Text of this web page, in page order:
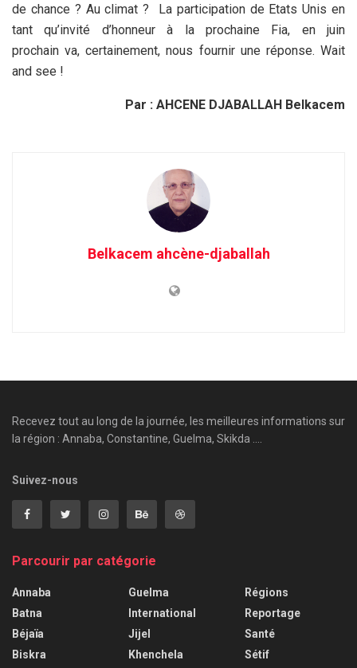
de chance ? Au climat ? La participation de Etats Unis en
tant qu’invité d’honneur à la prochaine Fia, en juin
prochain va, certainement, nous fournir une réponse. Wait
and see !
Par : AHCENE DJABALLAH Belkacem
Belkacem ahcène-djaballah
Recevez tout au long de la journée, les meilleures informations sur
la région : Annaba, Constantine, Guelma, Skikda ....
Suivez-nous
Parcourir par catégorie
Annaba
Batna
Béjaïa
Biskra
Guelma
International
Jijel
Khenchela
Régions
Reportage
Santé
Sétif